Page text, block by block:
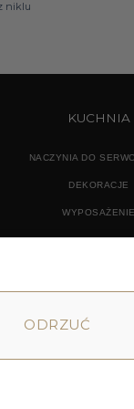
ODRZUĆ
niklu
KUCHNIA
NACZYNIA DO
DEKORACJE
WYPOSAŻENIE